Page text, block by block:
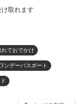
取れます
れでおでかけ
ンデーパスポート